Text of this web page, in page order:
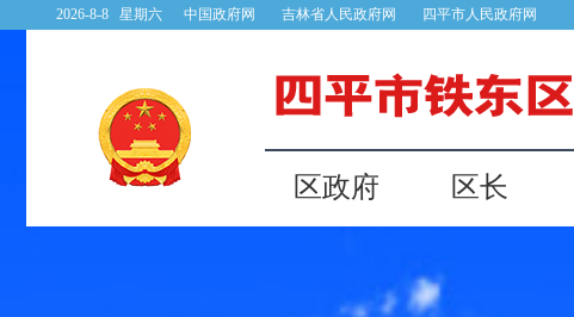
2026-8-8 星期六 中国政府网 吉林省人民政府网 四平市人民政府网
区政府 区长